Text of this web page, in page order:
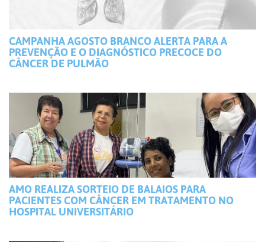
CAMPANHA AGOSTO BRANCO ALERTA PARA A
PREVENÇÃO E O DIAGNÓSTICO PRECOCE DO
CÂNCER DE PULMÃO
AMO REALIZA SORTEIO DE BALAIOS PARA
PACIENTES COM CÂNCER EM TRATAMENTO NO
HOSPITAL UNIVERSITÁRIO